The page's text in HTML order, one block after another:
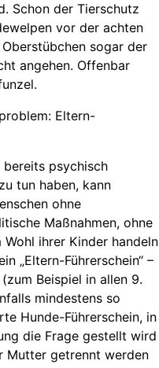
Schon der Tierschutz
vor der achten
sogar der
angehen. Offenbar
Eltern-
psychisch
tun haben, kann
ohne
Maßnahmen, ohne
ihrer Kinder handeln
„Eltern-Führerschein“ –
Beispiel in allen 9.
mindestens so
Hunde-Führerschein, in
die Frage gestellt wird
Mutter getrennt werden